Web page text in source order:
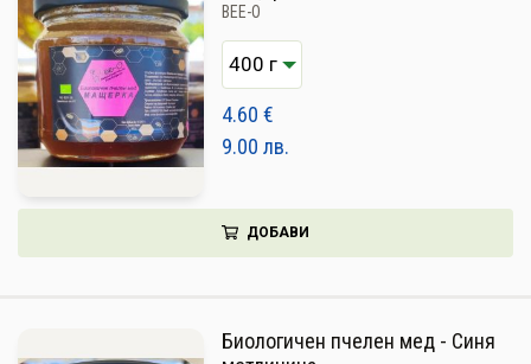
BEE-O
4.60 €
9.00 лв.
ДОБАВИ
Биологичен пчелен мед - Синя